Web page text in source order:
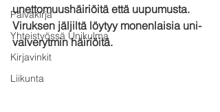
Päiväkirja
Yhteistyössä Unikulma
Kirjavinkit
Liikunta
unettomuushäiriöitä että uupumusta.
Viruksen jäljiltä löytyy monenlaisia uni-
valverytmin häiriöitä.